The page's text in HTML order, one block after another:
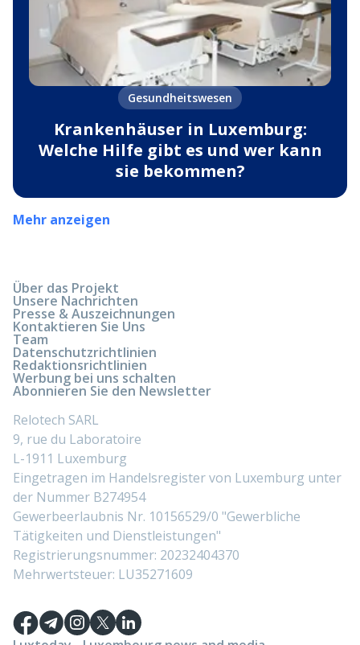
Gesundheitswesen
Krankenhäuser in Luxemburg:
Welche Hilfe gibt es und wer kann
sie bekommen?
Mehr anzeigen
Über das Projekt
Unsere Nachrichten
Presse & Auszeichnungen
Kontaktieren Sie Uns
Team
Datenschutzrichtlinien
Redaktionsrichtlinien
Werbung bei uns schalten
Abonnieren Sie den Newsletter
Relotech SARL
9, rue du Laboratoire
L-1911 Luxemburg
Eingetragen im Handelsregister von Luxemburg unter
der Nummer B274954
Gewerbeerlaubnis Nr. 10156529/0 "Gewerbliche
Tätigkeiten und Dienstleistungen"
Registrierungsnummer: 20232404370
Mehrwertsteuer: LU35271609